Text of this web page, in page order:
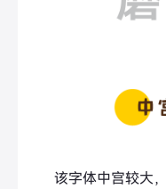
该字体中宫较大